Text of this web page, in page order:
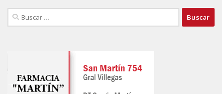
Buscar: